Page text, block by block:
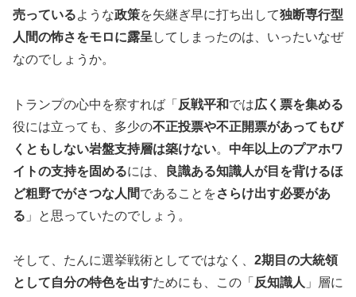
売っているような政策を矢継ぎ早に打ち出して独断専行型
人間の怖さをモロに露呈 してしまったのは、いったいなぜ
なのでしょうか。
トランプの心中を察すれば「 反戦平和では広く票を集める
役には立っても、多少の不正投票や不正開票があってもび
くともしない岩盤支持層は築けない。 中年以上のプアホワ
イトの支持を固めるには、
良識ある知識人が目を背けるほ
ど粗野でがさつな人間であることをさらけ出す必要があ
る 」と思っていたのでしょう。
そして、たんに選挙戦術としてではなく、 2期目の大統領
として自分の特色を出すためにも、この「 反知識人 」層に